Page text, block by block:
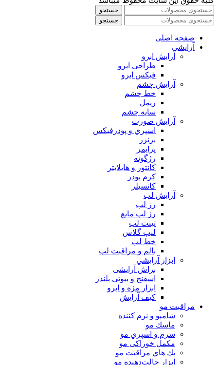
جستجو
جستجو
صفحه اصلی
آرایشی
آرايش ابرو
طراحی ابرو
فیکس ابرو
آرايش چشم
خط چشم
ريمل
سايه چشم
آرايش صورت
اسپري و پودرفيكس
برنزر
پرايمر
رژگونه
كانتور و هايلايتر
كرم پودر
كانسيلر
آرايش لب
رژ لب
رژ لب مایع
تینت لب
لیپ گلاس
خط لب
بالم و مراقبت لب
ابزار آرايشي
براش آرایشی
اسفنج و بیوتی بلندر
ابزار مژه و ابرو
کیف آرایش
مراقبت مو
شامپو و نرم كننده
ماسك مو
سرم و اسپري مو
مكمل خوراكی مو
پك هاي مراقبت مو
ابزار حالت‌دهنده مو